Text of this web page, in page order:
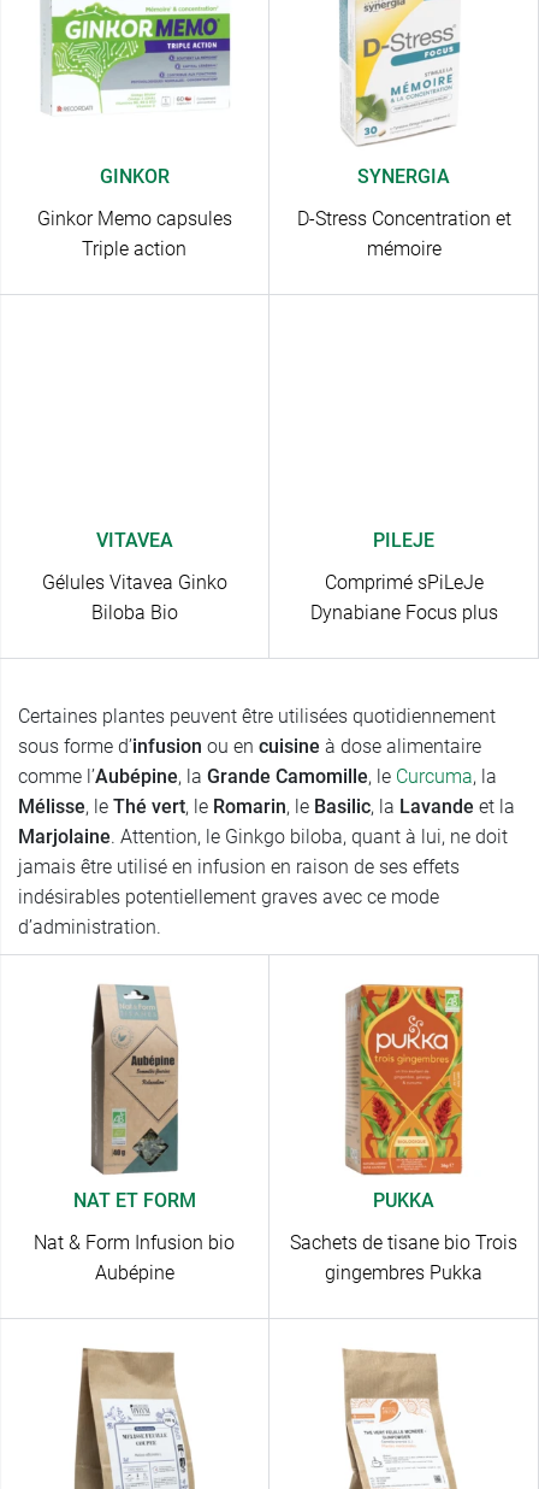
GINKOR
Ginkor Memo capsules
Triple action
SYNERGIA
D-Stress Concentration et
mémoire
VITAVEA
Gélules Vitavea Ginko
Biloba Bio
PILEJE
Comprimé sPiLeJe
Dynabiane Focus plus
Certaines plantes peuvent être utilisées quotidiennement
sous forme d’infusion ou en cuisine à dose alimentaire
comme l’Aubépine, la Grande Camomille, le Curcuma, la
Mélisse, le Thé vert, le Romarin, le Basilic, la Lavande et la
Marjolaine. Attention, le Ginkgo biloba, quant à lui, ne doit
jamais être utilisé en infusion en raison de ses effets
indésirables potentiellement graves avec ce mode
d’administration.
NAT ET FORM
Nat & Form Infusion bio
Aubépine
PUKKA
Sachets de tisane bio Trois
gingembres Pukka